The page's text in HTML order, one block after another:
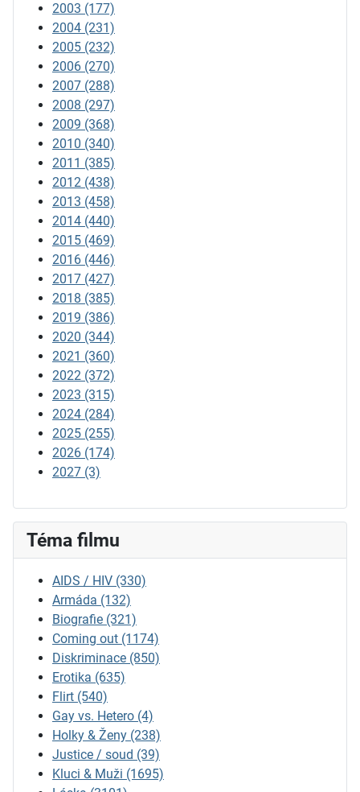
2003 (177)
2004 (231)
2005 (232)
2006 (270)
2007 (288)
2008 (297)
2009 (368)
2010 (340)
2011 (385)
2012 (438)
2013 (458)
2014 (440)
2015 (469)
2016 (446)
2017 (427)
2018 (385)
2019 (386)
2020 (344)
2021 (360)
2022 (372)
2023 (315)
2024 (284)
2025 (255)
2026 (174)
2027 (3)
Téma filmu
AIDS / HIV (330)
Armáda (132)
Biografie (321)
Coming out (1174)
Diskriminace (850)
Erotika (635)
Flirt (540)
Gay vs. Hetero (4)
Holky & Ženy (238)
Justice / soud (39)
Kluci & Muži (1695)